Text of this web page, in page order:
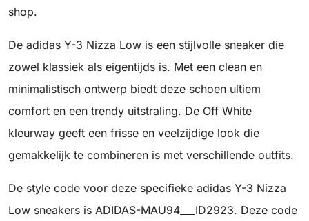
shop.
De adidas Y-3 Nizza Low is een stijlvolle sneaker die
zowel klassiek als eigentijds is. Met een clean en
minimalistisch ontwerp biedt deze schoen ultiem
comfort en een trendy uitstraling. De Off White
kleurway geeft een frisse en veelzijdige look die
gemakkelijk te combineren is met verschillende outfits.
De style code voor deze specifieke adidas Y-3 Nizza
Low sneakers is ADIDAS-MAU94___ID2923. Deze code